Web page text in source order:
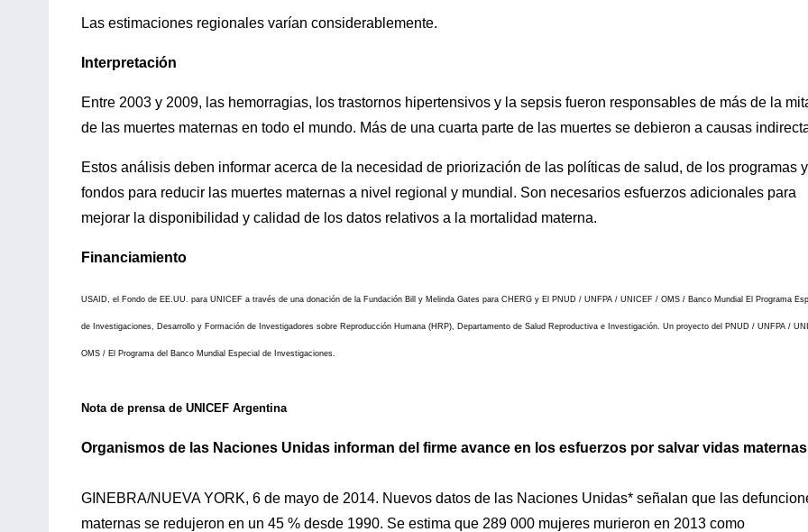
Las estimaciones regionales varían considerablemente.
Interpretación
Entre 2003 y 2009, las hemorragias, los trastornos hipertensivos y la sepsis fueron responsables de más de la
de las muertes maternas en todo el mundo. Más de una cuarta parte de las muertes se debieron a causas
Estos análisis deben informar acerca de la necesidad de priorización de las políticas de salud, de los programas y
fondos para reducir las muertes maternas a nivel regional y mundial. Son necesarios esfuerzos adicionales para
mejorar la disponibilidad y calidad de los datos relativos a la mortalidad materna.
Financiamiento
USAID, el Fondo de EE.UU. para UNICEF a través de una donación de la Fundación Bill y Melinda Gates para CHERG y El PNUD / UNFPA / UNICEF / OMS / Banco Mundial El Programa
de Investigaciones, Desarrollo y Formación de Investigadores sobre Reproducción Humana (HRP), Departamento de Salud Reproductiva e Investigación. Un proyecto del PNUD / UNFPA /
OMS / El Programa del Banco Mundial Especial de Investigaciones.
Nota de prensa de UNICEF Argentina
Organismos de las Naciones Unidas informan del firme avance en los esfuerzos por salvar vidas maternas
GINEBRA/NUEVA YORK, 6 de mayo de 2014. Nuevos datos de las Naciones Unidas* señalan que las
maternas se redujeron en un 45 % desde 1990. Se estima que 289 000 mujeres murieron en 2013 como